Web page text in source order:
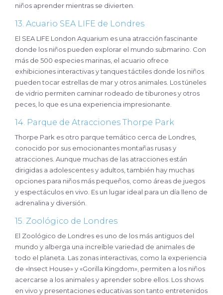
niños aprender mientras se divierten.
13. Acuario SEA LIFE de Londres
El SEA LIFE London Aquarium es una atracción fascinante
donde los niños pueden explorar el mundo submarino. Con
más de 500 especies marinas, el acuario ofrece
exhibiciones interactivas y tanques táctiles donde los niños
pueden tocar estrellas de mar y otros animales. Los túneles
de vidrio permiten caminar rodeado de tiburones y otros
peces, lo que es una experiencia impresionante.
14. Parque de Atracciones Thorpe Park
Thorpe Park es otro parque temático cerca de Londres,
conocido por sus emocionantes montañas rusas y
atracciones. Aunque muchas de las atracciones están
dirigidas a adolescentes y adultos, también hay muchas
opciones para niños más pequeños, como áreas de juegos
y espectáculos en vivo. Es un lugar ideal para un día lleno de
adrenalina y diversión.
15. Zoológico de Londres
El Zoológico de Londres es uno de los más antiguos del
mundo y alberga una increíble variedad de animales de
todo el planeta. Las zonas interactivas, como la experiencia
de «Insect House» y «Gorilla Kingdom», permiten a los niños
acercarse a los animales y aprender sobre ellos. Los shows
en vivo y presentaciones educativas son tanto entretenidos